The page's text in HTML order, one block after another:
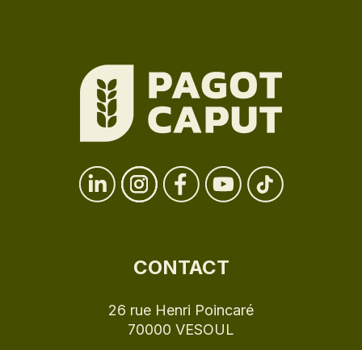
CONTACT
26 rue Henri Poincaré
70000 VESOUL